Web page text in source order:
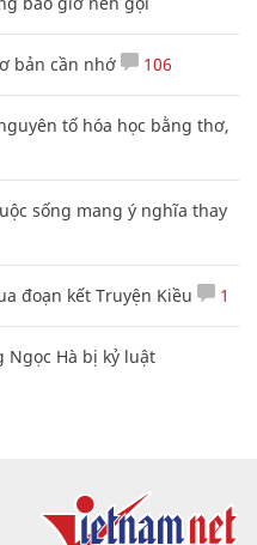
bản cần nhớ 106
tố hóa học bằng thơ,
sống mang ý nghĩa thay
đoạn kết Truyện Kiều 1
Ngọc Hà bị kỷ luật